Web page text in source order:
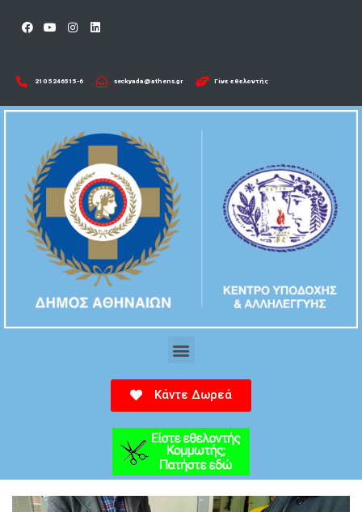
210 5246515-6​ seckyada@athens.gr Γίνε εθελοντής
Κάντε Δωρεά